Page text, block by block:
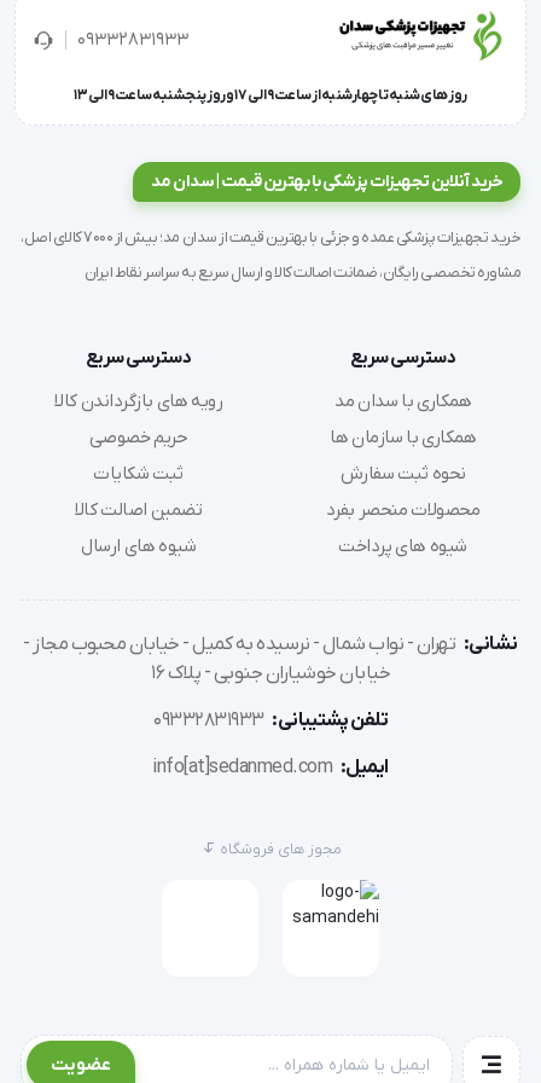
ویژگی‌های شان لیزیک
شان لیزیک با استفاده از فیلم شفاف
عبور هوا در قسمت دهان تولید می‌شود.
هرگونه جابه‌جایی غیرمنتظره جلوگیری کنند.
علاوه بر این، پارچه لطیف استفاده‌شده در قسمت روی
در طراحی آن است.
کاملی از وضعیت بیمار داشته باشند و بدون ایجاد مانع،
به دقت کار خود را انجام دهند.
09332831933
روز های شنبه تا چهارشنبه از ساعت 9 الی 17 و روز پنجشنبه ساعت 9 الی 13
خرید آنلاین تجهیزات پزشکی با بهترین قیمت | سدان مد
خرید تجهیزات پزشکی عمده و جزئی با بهترین قیمت از سدان مد؛ بیش از 7000 کالای اصل،
مشاوره تخصصی رایگان، ضمانت اصالت کالا و ارسال سریع به سراسر نقاط ایران
دسترسی سریع
همکاری با سدان مد
همکاری با سازمان ها
نحوه ثبت سفارش
محصولات منحصر بفرد
شیوه های پرداخت
دسترسی سریع
رویه های بازگرداندن کالا
حریم خصوصی
ثبت شکایات
تضمین اصالت کالا
شیوه های ارسال
نشانی: تهران - نواب شمال - نرسیده به کمیل - خیابان محبوب مجاز -
خیابان خوشیاران جنوبی - پلاک 16
تلفن پشتیبانی: 09332831933
ایمیل: info[at]sedanmed.com
مجوز های فروشگاه
عضویت